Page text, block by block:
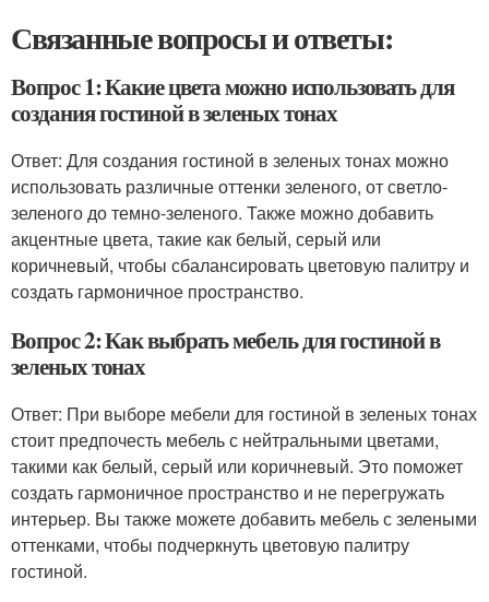
Связанные вопросы и ответы:
Вопрос 1: Какие цвета можно использовать для
создания гостиной в зеленых тонах
Ответ: Для создания гостиной в зеленых тонах можно
использовать различные оттенки зеленого, от светло-
зеленого до темно-зеленого. Также можно добавить
акцентные цвета, такие как белый, серый или
коричневый, чтобы сбалансировать цветовую палитру и
создать гармоничное пространство.
Вопрос 2: Как выбрать мебель для гостиной в
зеленых тонах
Ответ: При выборе мебели для гостиной в зеленых тонах
стоит предпочесть мебель с нейтральными цветами,
такими как белый, серый или коричневый. Это поможет
создать гармоничное пространство и не перегружать
интерьер. Вы также можете добавить мебель с зелеными
оттенками, чтобы подчеркнуть цветовую палитру
гостиной.